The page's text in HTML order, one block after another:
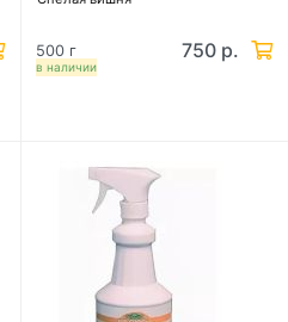
в наличии
500 г 750 р.